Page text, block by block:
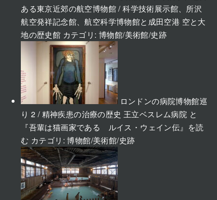
ある東京近郊の航空博物館 / 科学技術展示館、所沢
航空発祥記念館、航空科学博物館と成田空港 空と大
地の歴史館 カテゴリ: 博物館/美術館/史跡
ロンドンの病院博物館巡
り 2 / 精神疾患の治療の歴史 王立ベスレム病院 と
『吾輩は猫画家である ルイス・ウェイン伝』を読
む カテゴリ:博物館/美術館/史跡